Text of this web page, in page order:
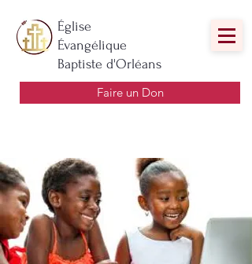
Église
Évangélique
Baptiste d'Orléans
Faire un Don